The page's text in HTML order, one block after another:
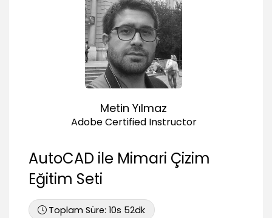
Plan Çizimi
Plan çizimi 1
Plan çizimi 2
09:02
Plan çizimi 5
03:09
Plan çizimi 6
04:53
Metin Yılmaz
Adobe Certified Instructor
AutoCAD ile Mimari Çizim
Eğitim Seti
Toplam Süre:10s 52dk